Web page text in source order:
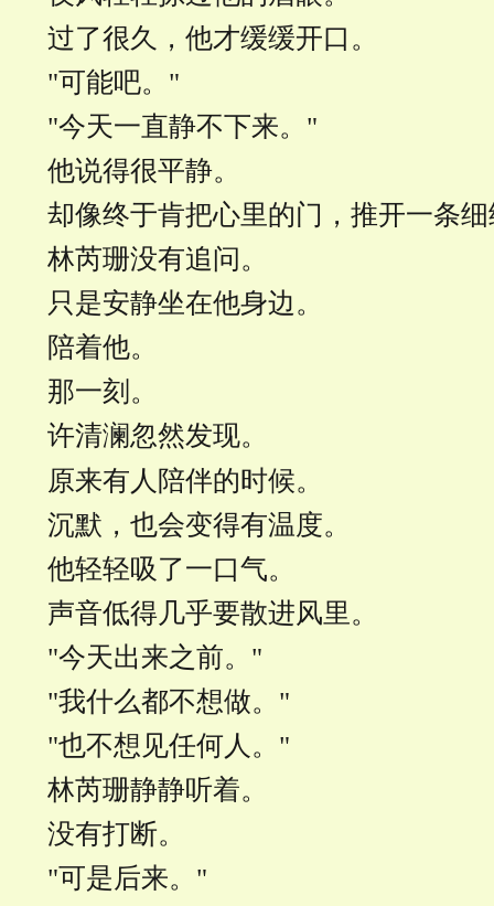
过了很久，他才缓缓开口。
"可能吧。"
"今天一直静不下来。"
他说得很平静。
却像终于肯把心里的门，推开一条
林芮珊没有追问。
只是安静坐在他身边。
陪着他。
那一刻。
许清澜忽然发现。
原来有人陪伴的时候。
沉默，也会变得有温度。
他轻轻吸了一口气。
声音低得几乎要散进风里。
"今天出来之前。"
"我什么都不想做。"
"也不想见任何人。"
林芮珊静静听着。
没有打断。
"可是后来。"